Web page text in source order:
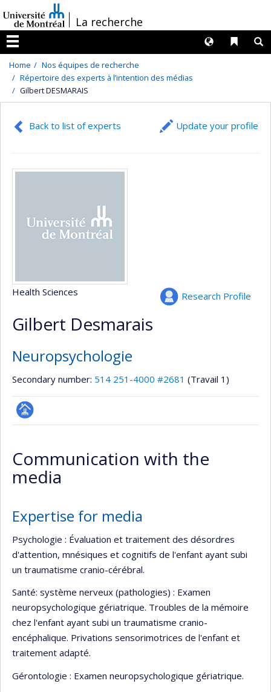
au
contenu
/La recherche
Menu
Liens
Langues
Home
Nos équipes de recherche
Répertoire des experts à l’intention des médias
Gilbert DESMARAIS
Back to list of experts Update your profile
Research Profile
Health Sciences
Gilbert Desmarais
Neuropsychologie
Secondary number: 514 251-4000 #2681 (Travail 1)
Page
(faculté,département,école)
Communication with the
media
Expertise for media
Psychologie : Évaluation et traitement des désordres
d'attention, mnésiques et cognitifs de l'enfant ayant subi
un traumatisme cranio-cérébral.
Santé: système nerveux (pathologies) : Examen
neuropsychologique gériatrique. Troubles de la mémoire
chez l'enfant ayant subi un traumatisme cranio-
encéphalique. Privations sensorimotrices de l'enfant et
traitement adapté.
Gérontologie : Examen neuropsychologique gériatrique.